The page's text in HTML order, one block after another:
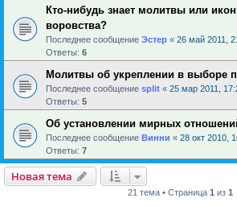
Кто-нибудь знает молитвы или
воровства?
Последнее сообщение Эстер « 26 май 2011,
Ответы: 6
Молитвы об укреплении в выборе
Последнее сообщение sрlit « 25 мар 2011,
Ответы: 5
Об установлении мирных
Последнее сообщение Винни « 28 окт 2010,
Ответы: 7
Новая тема
21 тема • Страница 1 из 1